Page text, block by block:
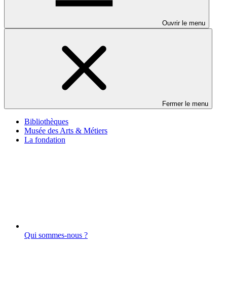
Ouvrir le menu
Fermer le menu
Bibliothèques
Musée des Arts & Métiers
La fondation
Qui sommes-nous ?